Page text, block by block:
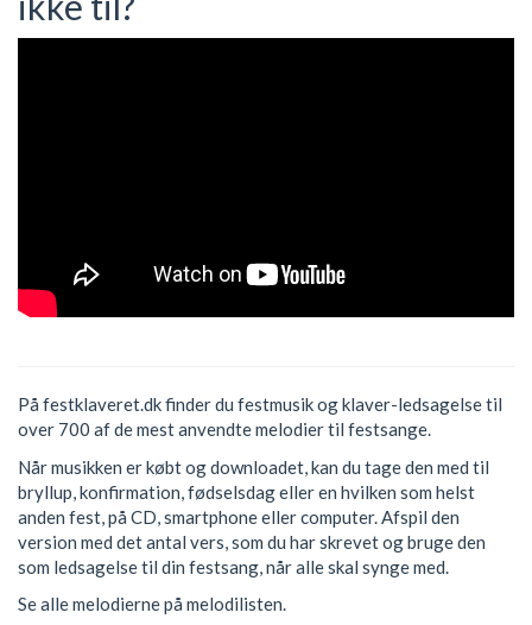
På festklaveret.dk finder du festmusik og klaver-ledsagelse til
over 700 af de mest anvendte melodier til festsange.
Når musikken er købt og downloadet, kan du tage den med til
bryllup, konfirmation, fødselsdag eller en hvilken som helst
anden fest, på CD, smartphone eller computer. Afspil den
version med det antal vers, som du har skrevet og bruge den
som ledsagelse til din festsang, når alle skal synge med.
Se alle melodierne på melodilisten.